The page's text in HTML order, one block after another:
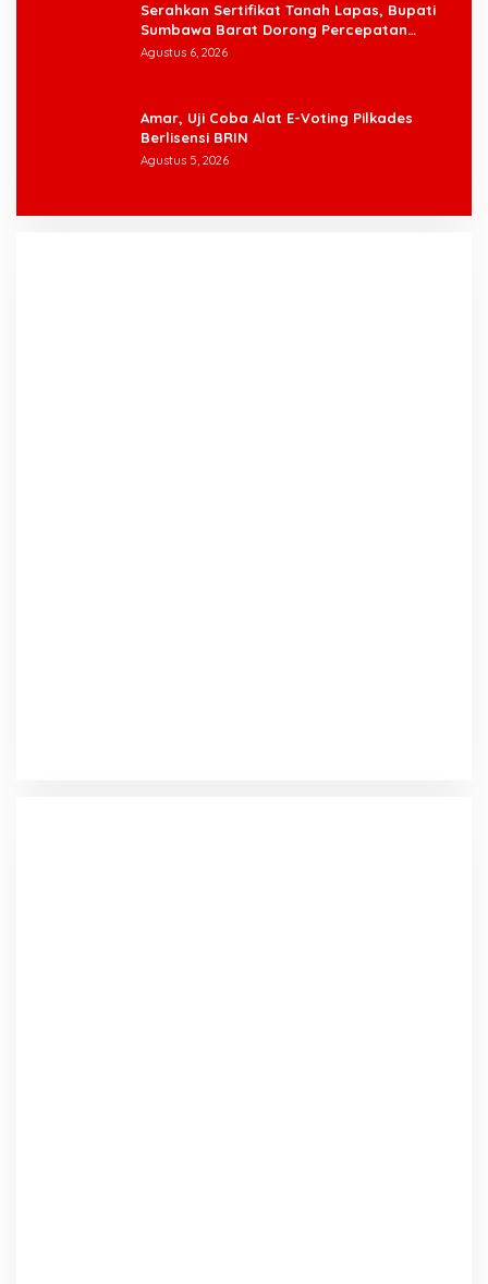
Serahkan Sertifikat Tanah Lapas, Bupati
Sumbawa Barat Dorong Percepatan
Pembangunan demi Dekatkan Pelayanan
Agustus 6, 2026
Amar, Uji Coba Alat E-Voting Pilkades
Berlisensi BRIN
Agustus 5, 2026